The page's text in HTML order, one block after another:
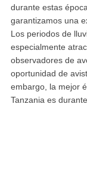
durante estas
garantizamos una
Los periodos de
especialmente
observadores de
oportunidad de
embargo, la mejor
Tanzania es